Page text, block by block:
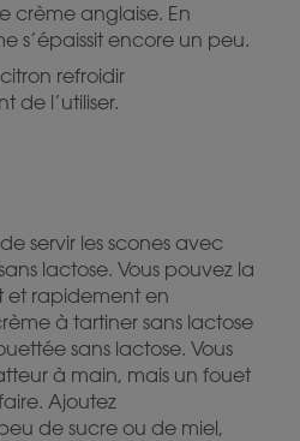
crème anglaise. En
s’épaissit encore un peu.
refroidir
de l’utiliser.
servir les scones avec
lactose. Vous pouvez la
et rapidement en
à tartiner sans lactose
sans lactose. Vous
à main, mais un fouet
Ajoutez
de sucre ou de miel,